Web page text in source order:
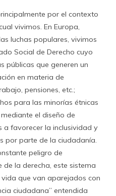
por el contexto
vivimos. En Europa,
luchas populares, vivimos
Social de Derecho cuyo
públicas que generen un
en materia de
pensiones, etc.;
para las minorías étnicas
el diseño de
a favorecer la inclusividad y
por parte de la ciudadanía.
peligro de
la derecha, este sistema
que van aparejados con
ciudadana” entendida